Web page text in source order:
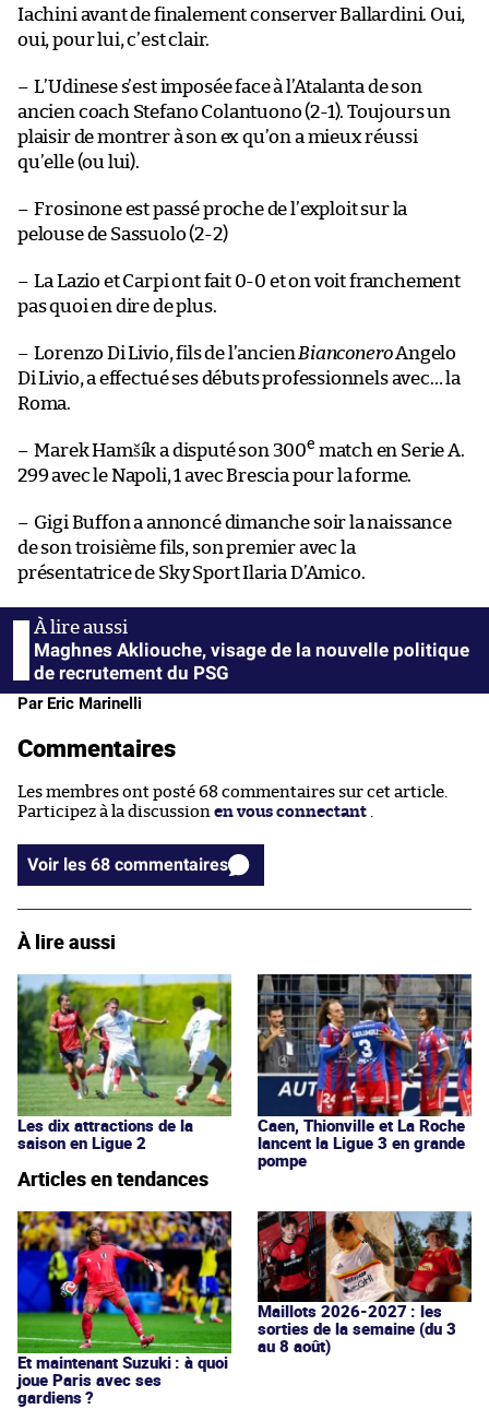
Iachini avant de finalement conserver Ballardini. Oui,
oui, pour lui, c’est clair.
– L’Udinese s’est imposée face à l’Atalanta de son
ancien coach Stefano Colantuono (2-1). Toujours un
plaisir de montrer à son ex qu’on a mieux réussi
qu’elle (ou lui).
– Frosinone est passé proche de l’exploit sur la
pelouse de Sassuolo (2-2)
– La Lazio et Carpi ont fait 0-0 et on voit franchement
pas quoi en dire de plus.
– Lorenzo Di Livio, fils de l’ancien BianconeroAngelo
Di Livio, a effectué ses débuts professionnels avec… la
Roma.
– Marek Hamšík a disputé son 300e match en Serie A.
299 avec le Napoli, 1 avec Brescia pour la forme.
– Gigi Buffon a annoncé dimanche soir la naissance
de son troisième fils, son premier avec la
présentatrice de Sky Sport Ilaria D’Amico.
Maghnes Akliouche, visage de la nouvelle politique
de recrutement du PSG
Par Eric Marinelli
Commentaires
Les membres ont posté 68 commentaires sur cet article.
Participez à la discussion en vous connectant
Voir les 68 commentaires
À lire aussi
Les dix attractions de la
saison en Ligue 2
Caen, Thionville et La Roche
lancent la Ligue 3 en grande
pompe
Articles en tendances
Et maintenant Suzuki : à quoi
joue Paris avec ses
gardiens ?
Maillots 2026-2027 : les
sorties de la semaine (du 3
au 8 août)